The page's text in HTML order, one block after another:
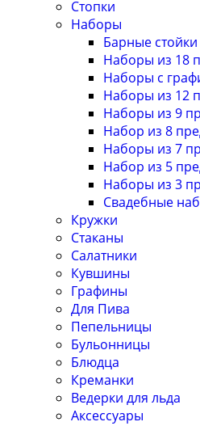
Стопки
Наборы
Барные стойки
Наборы из 18
Наборы с
Наборы из 12
Наборы из 9
Набор из 8
Наборы из 7
Набор из 5
Наборы из 3
Свадебные
Кружки
Стаканы
Салатники
Кувшины
Графины
Для Пива
Пепельницы
Бульонницы
Блюдца
Креманки
Ведерки для льда
Аксессуары